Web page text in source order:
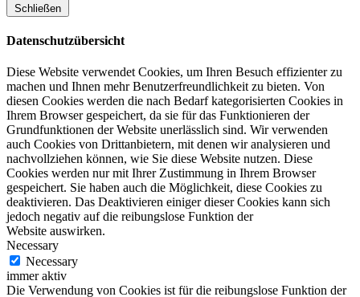
Schließen
Datenschutzübersicht
Diese Website verwendet Cookies, um Ihren Besuch effizienter zu
machen und Ihnen mehr Benutzerfreundlichkeit zu bieten. Von
diesen Cookies werden die nach Bedarf kategorisierten Cookies in
Ihrem Browser gespeichert, da sie für das Funktionieren der
Grundfunktionen der Website unerlässlich sind. Wir verwenden
auch Cookies von Drittanbietern, mit denen wir analysieren und
nachvollziehen können, wie Sie diese Website nutzen. Diese
Cookies werden nur mit Ihrer Zustimmung in Ihrem Browser
gespeichert. Sie haben auch die Möglichkeit, diese Cookies zu
deaktivieren. Das Deaktivieren einiger dieser Cookies kann sich
jedoch negativ auf die reibungslose Funktion der
Website auswirken.
Necessary
Necessary
immer aktiv
Die Verwendung von Cookies ist für die reibungslose Funktion der